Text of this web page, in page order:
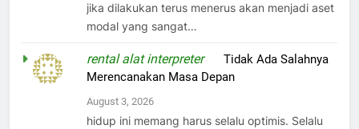
jika dilakukan terus menerus akan menjadi aset
modal yang sangat…
rental alat interpreteronTidak Ada Salahnya
Merencanakan Masa Depan
August 3, 2026
hidup ini memang harus selalu optimis. Selalu